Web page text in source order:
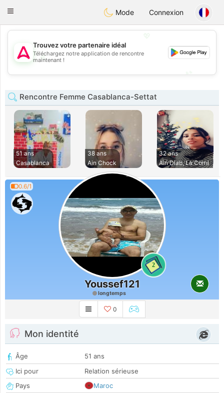
Tantôt
Toggle
Mode Connexion
💖
💕
Trouvez votre partenaire idéal
Téléchargez notre application de rencontre
maintenant !
Rencontre Femme Casablanca-Settat
51 ans
Casablanca
38 ans
Ain Chock
32 ans
Ain Diab, La Corni
0.6/1
2
Youssef121
longtemps
0
Mon identité
Âge
51 ans
Ici pour
Relation sérieuse
Pays
Maroc